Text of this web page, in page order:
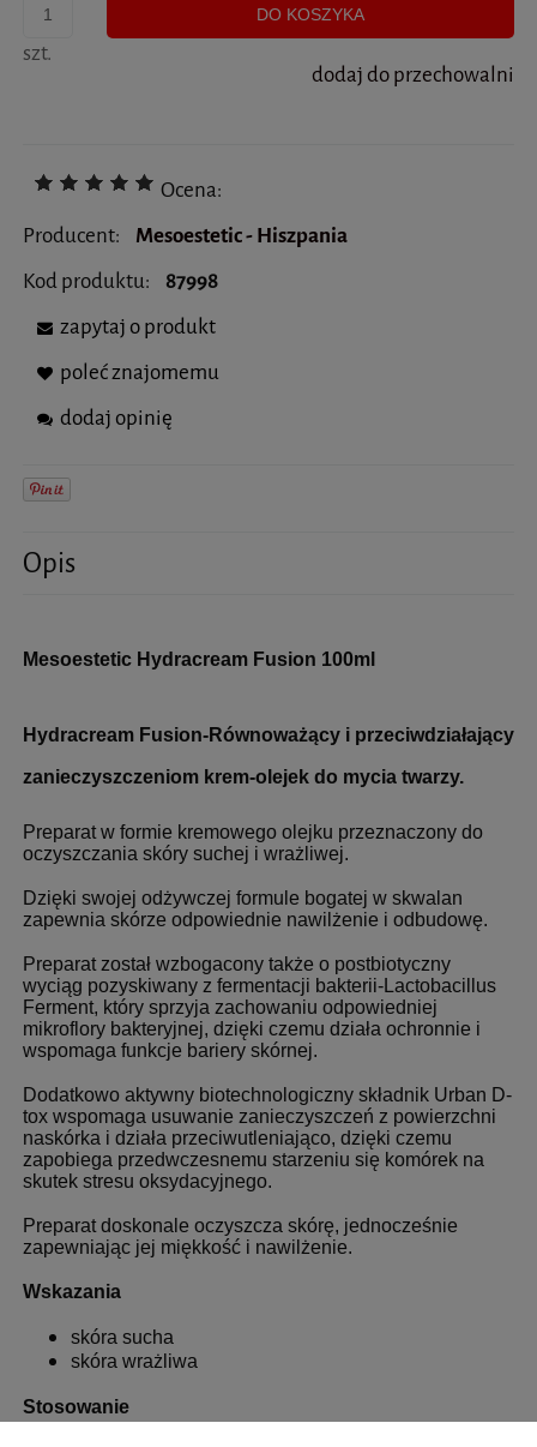
szt.
DO KOSZYKA
dodaj do przechowalni
Ocena:
Producent:
Mesoestetic - Hiszpania
Kod produktu:
87998
zapytaj o produkt
poleć znajomemu
dodaj opinię
Opis
Mesoestetic Hydracream Fusion 100ml
Hydracream Fusion-Równoważący i przeciwdziałający
zanieczyszczeniom krem-olejek do mycia twarzy.
Preparat w formie kremowego olejku przeznaczony do
oczyszczania skóry suchej i wrażliwej.
Dzięki swojej odżywczej formule bogatej w skwalan
zapewnia skórze odpowiednie nawilżenie i odbudowę.
Preparat został wzbogacony także o postbiotyczny
wyciąg pozyskiwany z fermentacji bakterii-Lactobacillus
Ferment, który sprzyja zachowaniu odpowiedniej
mikroflory bakteryjnej, dzięki czemu działa ochronnie i
wspomaga funkcje bariery skórnej.
Dodatkowo aktywny biotechnologiczny składnik Urban D-
tox wspomaga usuwanie zanieczyszczeń z powierzchni
naskórka i działa przeciwutleniająco, dzięki czemu
zapobiega przedwczesnemu starzeniu się komórek na
skutek stresu oksydacyjnego.
Preparat doskonale oczyszcza skórę, jednocześnie
zapewniając jej miękkość i nawilżenie.
Wskazania
skóra sucha
skóra wrażliwa
Stosowanie